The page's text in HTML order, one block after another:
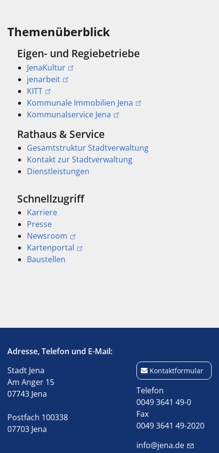
Themenüberblick
Eigen- und Regiebetriebe
JenaKultur
jenarbeit
KITT
Kommunale Immobilien Jena
Kommunalservice Jena
Rathaus & Service
Gesamtstruktur Stadtverwaltung
Kontakt zur Stadtverwaltung
Dienstleistungen
Schnellzugriff
Karriere
Presse
Newsroom
Kartenportal
Baustellen
Adresse, Telefon und E-Mail:
Stadt Jena
Am Anger 15
07743 Jena
Postfach 100338
07703 Jena
Kontaktformular
Telefon
0049 3641 49-0
Fax
0049 3641 49-2020
info@jena.de